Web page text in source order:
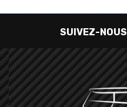
SUIVEZ-NOUS